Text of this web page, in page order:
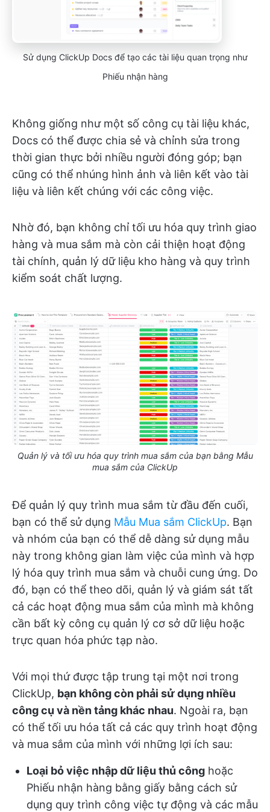
Sử dụng ClickUp Docs để tạo các tài liệu quan trọng như
Phiếu nhận hàng
Không giống như một số công cụ tài liệu khác,
Docs có thể được chia sẻ và chỉnh sửa trong
thời gian thực bởi nhiều người đóng góp; bạn
cũng có thể nhúng hình ảnh và liên kết vào tài
liệu và liên kết chúng với các công việc.
Nhờ đó, bạn không chỉ tối ưu hóa quy trình giao
hàng và mua sắm mà còn cải thiện hoạt động
tài chính, quản lý dữ liệu kho hàng và quy trình
kiểm soát chất lượng.
Quản lý và tối ưu hóa quy trình mua sắm của bạn bằng Mẫu
mua sắm của ClickUp
Để quản lý quy trình mua sắm từ đầu đến cuối,
bạn có thể sử dụng Mẫu Mua sắm ClickUp. Bạn
và nhóm của bạn có thể dễ dàng sử dụng mẫu
này trong không gian làm việc của mình và hợp
lý hóa quy trình mua sắm và chuỗi cung ứng. Do
đó, bạn có thể theo dõi, quản lý và giám sát tất
cả các hoạt động mua sắm của mình mà không
cần bất kỳ công cụ quản lý cơ sở dữ liệu hoặc
trực quan hóa phức tạp nào.
Với mọi thứ được tập trung tại một nơi trong
ClickUp, bạn không còn phải sử dụng nhiều
công cụ và nền tảng khác nhau. Ngoài ra, bạn
có thể tối ưu hóa tất cả các quy trình hoạt động
và mua sắm của mình với những lợi ích sau:
Loại bỏ việc nhập dữ liệu thủ công hoặc
Phiếu nhận hàng bằng giấy bằng cách sử
dụng quy trình công việc tự động và các mẫu